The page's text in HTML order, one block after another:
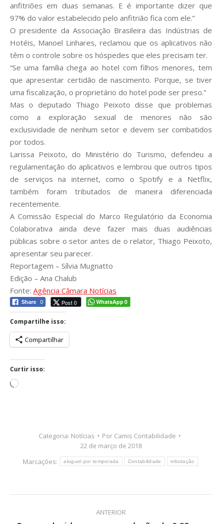
anfitriões em duas semanas. E é importante dizer que
97% do valor estabelecido pelo anfitrião fica com ele.”
O presidente da Associação Brasileira das Indústrias de
Hotéis, Manoel Linhares, reclamou que os aplicativos não
têm o controle sobre os hóspedes que eles precisam ter.
“Se uma família chega ao hotel com filhos menores, tem
que apresentar certidão de nascimento. Porque, se tiver
uma fiscalização, o proprietário do hotel pode ser preso.”
Mas o deputado Thiago Peixoto disse que problemas
como a exploração sexual de menores não são
exclusividade de nenhum setor e devem ser combatidos
por todos.
Larissa Peixoto, do Ministério do Turismo, defendeu a
regulamentação do aplicativos e lembrou que outros tipos
de serviços na internet, como o Spotify e a Netflix,
também foram tributados de maneira diferenciada
recentemente.
A Comissão Especial do Marco Regulatório da Economia
Colaborativa ainda deve fazer mais duas audiências
públicas sobre o setor antes de o relator, Thiago Peixoto,
apresentar seu parecer.
Reportagem – Sílvia Mugnatto
Edição – Ana Chalub
Fonte: Agência Câmara Notícias
Share 0 Post 0 WhatsApp0
Compartilhe isso:
Compartilhar
Curtir isso:
Carregando...
Categoria: Notícias Por Camis Contabilidade
22 de março de 2018
Marcações:
aluguel por temporada Contabilidade tributação
NavegaçãoANTERIOR